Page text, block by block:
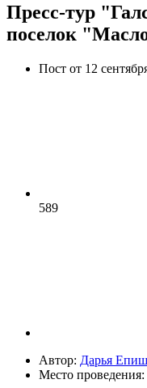
Пресс-тур
поселок
Пост от 12
589
Автор: Дарья
Место проведения: